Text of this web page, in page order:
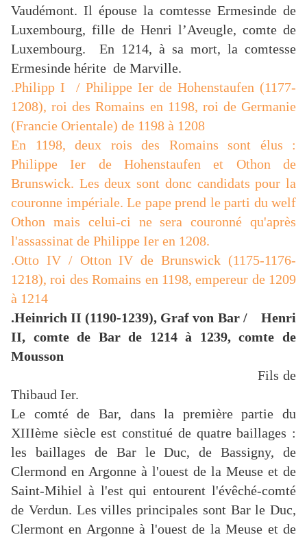
Vaudémont. Il épouse la comtesse Ermesinde de
Luxembourg, fille de Henri l’Aveugle, comte de
Luxembourg. En 1214, à sa mort, la comtesse
Ermesinde hérite de Marville.
.Philipp I / Philippe Ier de Hohenstaufen (1177-
1208), roi des Romains en 1198, roi de Germanie
(Francie Orientale) de 1198 à 1208
En 1198, deux rois des Romains sont élus :
Philippe Ier de Hohenstaufen et Othon de
Brunswick. Les deux sont donc candidats pour la
couronne impériale. Le pape prend le parti du welf
Othon mais celui-ci ne sera couronné qu'après
l'assassinat de Philippe Ier en 1208.
.Otto IV / Otton IV de Brunswick (1175-1176-
1218), roi des Romains en 1198, empereur de 1209
à 1214
.Heinrich II (1190-1239), Graf von Bar / Henri
II, comte de Bar de 1214 à 1239, comte de
Mousson
Fils de
Thibaud Ier.
Le comté de Bar, dans la première partie du
XIIIème siècle est constitué de quatre baillages :
les baillages de Bar le Duc, de Bassigny, de
Clermond en Argonne à l'ouest de la Meuse et de
Saint-Mihiel à l'est qui entourent l'évêché-comté
de Verdun. Les villes principales sont Bar le Duc,
Clermont en Argonne à l'ouest de la Meuse et de